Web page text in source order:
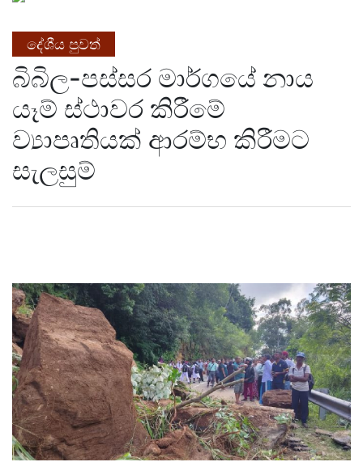
දේශීය පුවත්
බිබිල-පස්සර මාර්ගයේ නාය
යෑම් ස්ථාවර කිරීමේ
ව්‍යාපෘතියක් ආරම්භ කිරීමට
සැලසුම්